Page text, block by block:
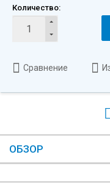
Количество:
Сравнение
ОБЗОР